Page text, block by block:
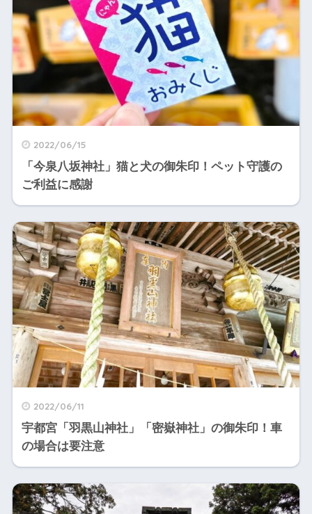
2022/06/15
「今泉八坂神社」猫と犬の御朱印！ペット守護の
ご利益に感謝
2022/06/11
宇都宮「羽黒山神社」「密嶽神社」の御朱印！車
の場合は要注意